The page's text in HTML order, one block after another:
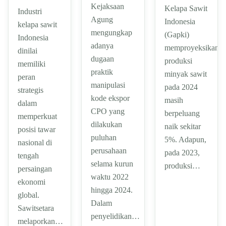
Industri
kelapa sawit
Indonesia
dinilai
memiliki
peran
strategis
dalam
memperkuat
posisi tawar
nasional di
tengah
persaingan
ekonomi
global.
Sawitsetara
melaporkan…
Kejaksaan
Agung
mengungkap
adanya
dugaan
praktik
manipulasi
kode ekspor
CPO yang
dilakukan
puluhan
perusahaan
selama kurun
waktu 2022
hingga 2024.
Dalam
penyelidikan…
Kelapa Sawit
Indonesia
(Gapki)
memproyeksikan
produksi
minyak sawit
pada 2024
masih
berpeluang
naik sekitar
5%. Adapun,
pada 2023,
produksi…